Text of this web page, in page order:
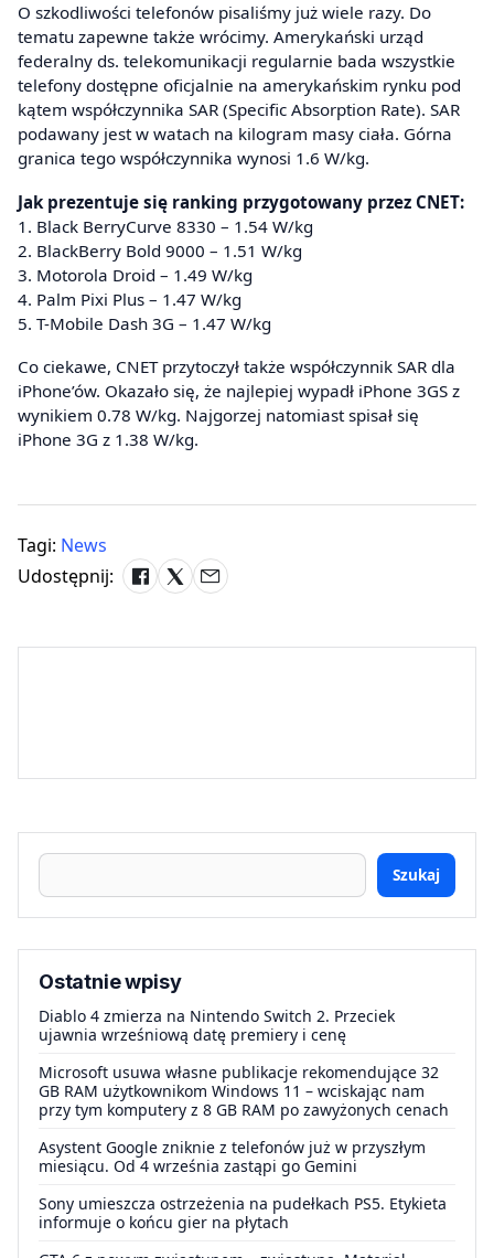
O szkodliwości telefonów pisaliśmy już wiele razy. Do
tematu zapewne także wrócimy. Amerykański urząd
federalny ds. telekomunikacji regularnie bada wszystkie
telefony dostępne oficjalnie na amerykańskim rynku pod
kątem współczynnika SAR (Specific Absorption Rate). SAR
podawany jest w watach na kilogram masy ciała. Górna
granica tego współczynnika wynosi 1.6 W/kg.
Jak prezentuje się ranking przygotowany przez CNET:
1. Black BerryCurve 8330 – 1.54 W/kg
2. BlackBerry Bold 9000 – 1.51 W/kg
3. Motorola Droid – 1.49 W/kg
4. Palm Pixi Plus – 1.47 W/kg
5. T-Mobile Dash 3G – 1.47 W/kg
Co ciekawe, CNET przytoczył także współczynnik SAR dla
iPhone’ów. Okazało się, że najlepiej wypadł iPhone 3GS z
wynikiem 0.78 W/kg. Najgorzej natomiast spisał się
iPhone 3G z 1.38 W/kg.
Tagi: News
Udostępnij:
Szukaj
Ostatnie wpisy
Diablo 4 zmierza na Nintendo Switch 2. Przeciek
ujawnia wrześniową datę premiery i cenę
Microsoft usuwa własne publikacje rekomendujące 32
GB RAM użytkownikom Windows 11 – wciskając nam
przy tym komputery z 8 GB RAM po zawyżonych cenach
Asystent Google zniknie z telefonów już w przyszłym
miesiącu. Od 4 września zastąpi go Gemini
Sony umieszcza ostrzeżenia na pudełkach PS5. Etykieta
informuje o końcu gier na płytach